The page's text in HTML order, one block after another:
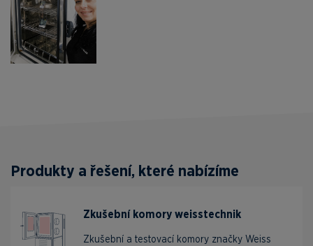
Produkty a řešení, které nabízíme
Zkušební komory weisstechnik
Zkušební a testovací komory značky Weiss